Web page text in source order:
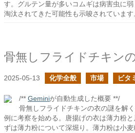
す。グルテン量が多いコムギは病害虫に
淘汰されてきた可能性も示唆されています
2025-05-13 化学全般 市場 ビタ
/** Geminiが自動生成した概要 **/
骨無しフライドチキンの衣の謎を解
例に考察を始める。唐揚げの衣は薄力粉
ずは薄力粉について深堀り。薄力粉は小